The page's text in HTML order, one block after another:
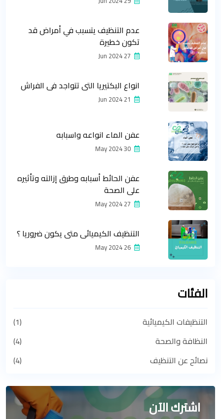
عدم التنظيف يتسبب في أمراض قد
تكون خطيرة
انواع البكتيريا التي تتواجد في الفراش
عفن الماء انواعه واسبابه
عفن الحائط أسبابه وطرق إزالته وتأثيره
على الصحة
التنظيف الكيميائي متى يكون ضروريا ؟
الفئات
التنظيفات الكيميائية
(1)
النظافة والصحة
(4)
نصائح عن التنظيف
(4)
اشترك الآن